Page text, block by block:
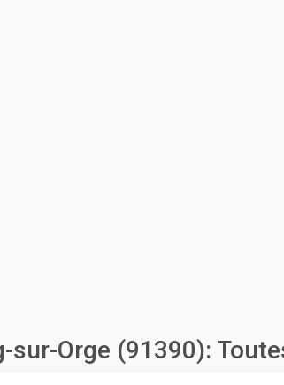
sur-Orge (91390):